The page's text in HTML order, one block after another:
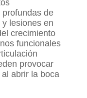
de
lesiones en
crecimiento
funcionales
provocar
abrir la boca